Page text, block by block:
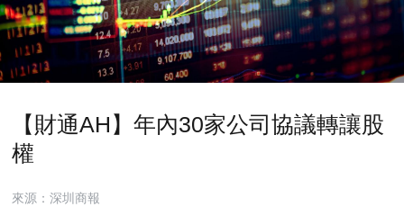
【財通AH】年內30家公司協議轉讓股
權
來源：深圳商報